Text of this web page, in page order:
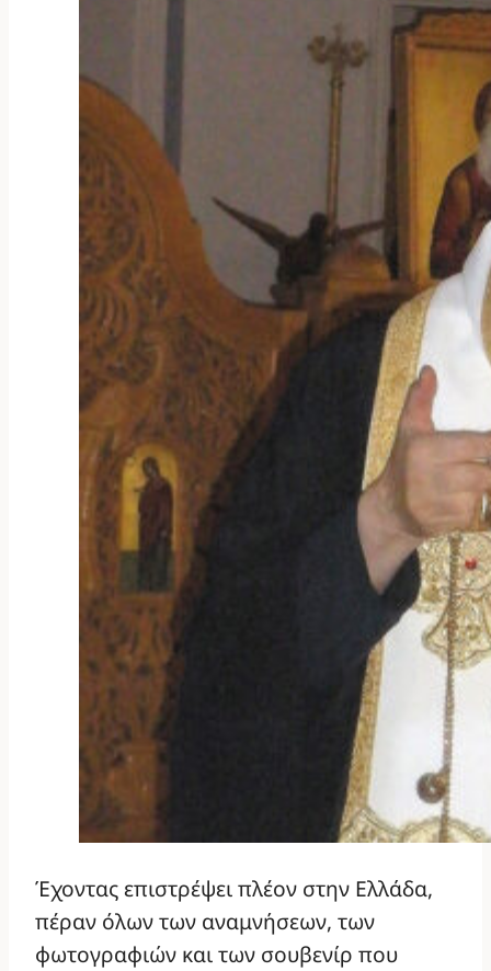
Έχοντας επιστρέψει πλέον στην Ελλάδα,
πέραν όλων των αναμνήσεων, των
φωτογραφιών και των σουβενίρ που